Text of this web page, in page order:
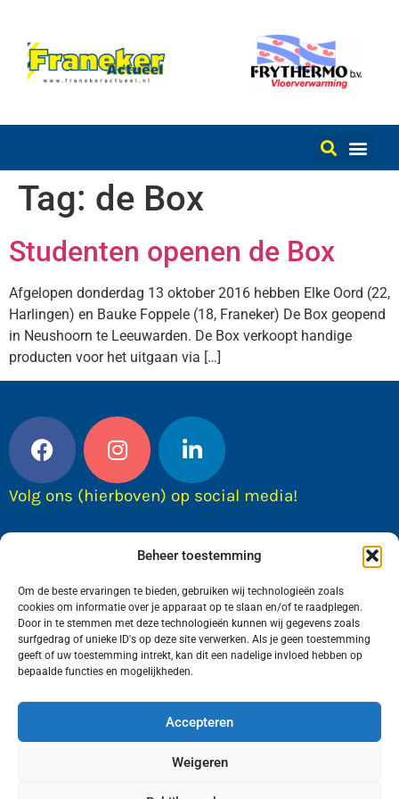
Beheer toestemming
Om de beste ervaringen te bieden, gebruiken wij technologieën zoals
cookies om informatie over je apparaat op te slaan en/of te raadplegen.
Door in te stemmen met deze technologieën kunnen wij gegevens zoals
surfgedrag of unieke ID's op deze site verwerken. Als je geen toestemming
geeft of uw toestemming intrekt, kan dit een nadelige invloed hebben op
bepaalde functies en mogelijkheden.
Accepteren
Weigeren
Tag: de Box
Studenten openen de Box
Afgelopen donderdag 13 oktober 2016 hebben Elke Oord (22,
Harlingen) en Bauke Foppele (18, Franeker) De Box geopend
in Neushoorn te Leeuwarden. De Box verkoopt handige
producten voor het uitgaan via […]
Volg ons (hierboven) op social media!
Wij van FranekerActueel.nl verzorgen het nieuws
in de Gemeente Waadhoeke. Met als hoofdplaats